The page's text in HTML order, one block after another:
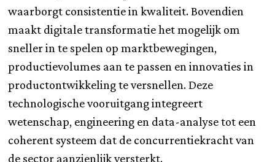
waarborgt consistentie in kwaliteit. Bovendien
maakt digitale transformatie het mogelijk om
sneller in te spelen op marktbewegingen,
productievolumes aan te passen en innovaties in
productontwikkeling te versnellen. Deze
technologische vooruitgang integreert
wetenschap, engineering en data-analyse tot een
coherent systeem dat de concurrentiekracht van
de sector aanzienlijk versterkt.